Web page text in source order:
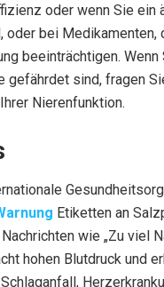
oder wenn Sie ein
oder bei Medikamenten,
beeinträchtigen.
gefährdet sind, fragen
Nierenfunktion.
Etiketten an
wie „Zu viel
hohen Blutdruck und